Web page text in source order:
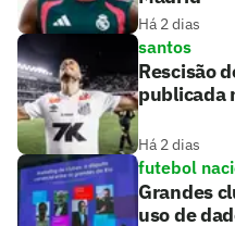
Há 2 dias
santos
Rescisão
publicada
Há 2 dias
futebol
Grandes
uso de